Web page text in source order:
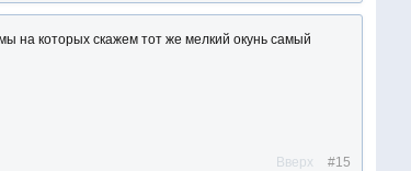
на которых скажем тот же мелкий окунь самый
#15
Вверх